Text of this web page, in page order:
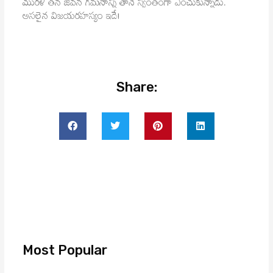
మురళి తన జీవన గమనాన్ని తానే స్వంతంగా ఎంచుకున్నాడు.
అసలైన విజయరహస్యం ఇదే!
Share:
Most Popular